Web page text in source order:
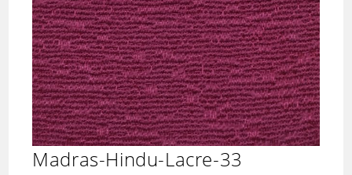
Madras-Hindu-Lacre-33